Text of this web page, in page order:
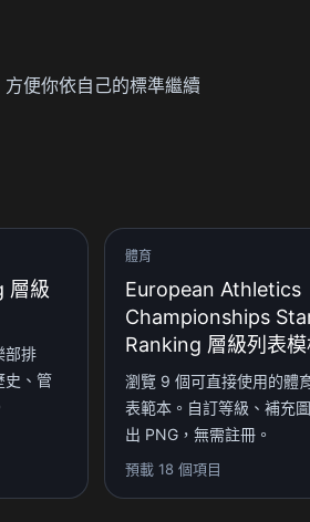
便你依自己的標準繼續
層級
部排
史、管
體育
European Athletics
Championships
Ranking 層級列表模
瀏覽 9 個可直接使用的體
表範本。自訂等級、補充
出 PNG，無需註冊。
預載 18 個項目